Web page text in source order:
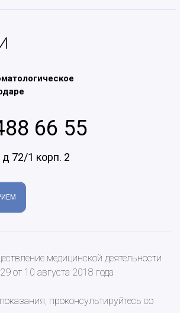
66 55
д 72/1 корп. 2
медицинской деятельности
от 10 августа 2018 года
проконсультируйтесь со